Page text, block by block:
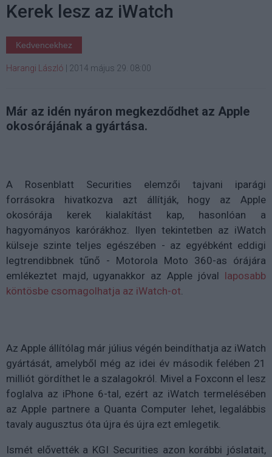
Kerek lesz az iWatch
Kedvencekhez
Harangi László 2014 május 29. 08:00
Már az idén nyáron megkezdődhet az Apple
okosórájának a gyártása.
A Rosenblatt Securities elemzői tajvani iparági
forrásokra hivatkozva azt állítják, hogy az Apple
okosórája kerek kialakítást kap, hasonlóan a
hagyományos karórákhoz. Ilyen tekintetben az iWatch
külseje szinte teljes egészében - az egyébként eddigi
legtrendibbnek tűnő - Motorola Moto 360-as órájára
emlékeztet majd, ugyanakkor az Apple jóval laposabb
köntösbe csomagolhatja az iWatch-ot.
Az Apple állítólag már július végén beindíthatja az iWatch
gyártását, amelyből még az idei év második felében 21
milliót gördíthet le a szalagokról. Mivel a Foxconn el lesz
foglalva az iPhone 6-tal, ezért az iWatch termelésében
az Apple partnere a Quanta Computer lehet, legalábbis
tavaly augusztus óta újra és újra ezt emlegetik.
Ismét elővették a KGI Securities azon korábbi jóslatait,